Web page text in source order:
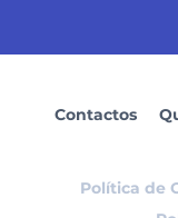
Contactos
Política de